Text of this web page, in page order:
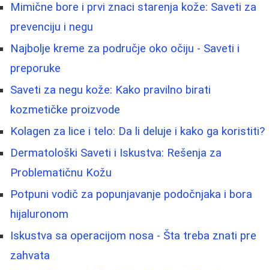
Mimične bore i prvi znaci starenja kože: Saveti za
prevenciju i negu
Najbolje kreme za područje oko očiju - Saveti i
preporuke
Saveti za negu kože: Kako pravilno birati
kozmetičke proizvode
Kolagen za lice i telo: Da li deluje i kako ga koristiti?
Dermatološki Saveti i Iskustva: Rešenja za
Problematičnu Kožu
Potpuni vodič za popunjavanje podočnjaka i bora
hijaluronom
Iskustva sa operacijom nosa - Šta treba znati pre
zahvata